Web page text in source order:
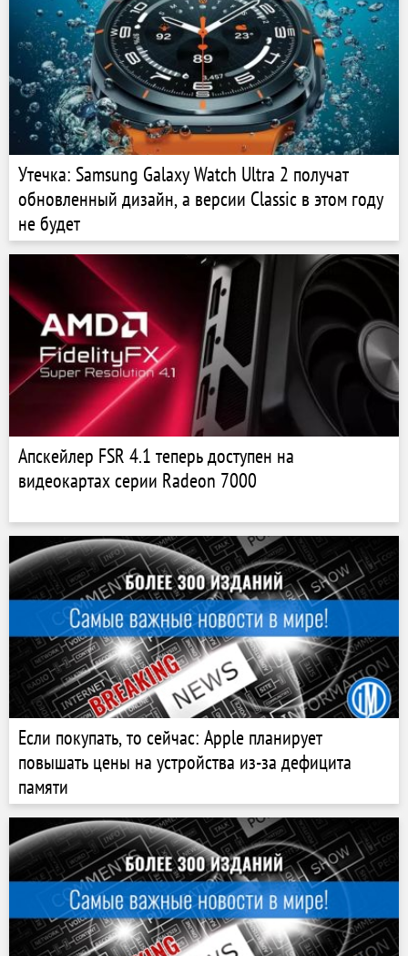
Утечка: Samsung Galaxy Watch Ultra 2 получат
обновленный дизайн, а версии Classic в этом году
не будет
Апскейлер FSR 4.1 теперь доступен на
видеокартах серии Radeon 7000
Если покупать, то сейчас: Apple планирует
повышать цены на устройства из-за дефицита
памяти